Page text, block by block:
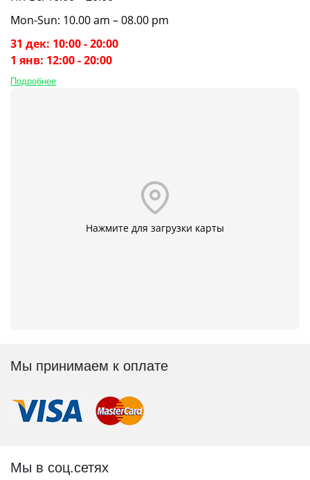
Mon-Sun: 10.00 am – 08.00 pm
31 дек: 10:00 - 20:00
1 янв: 12:00 - 20:00
Подробнее
Нажмите для загрузки карты
Мы принимаем к оплате
Мы в соц.сетях